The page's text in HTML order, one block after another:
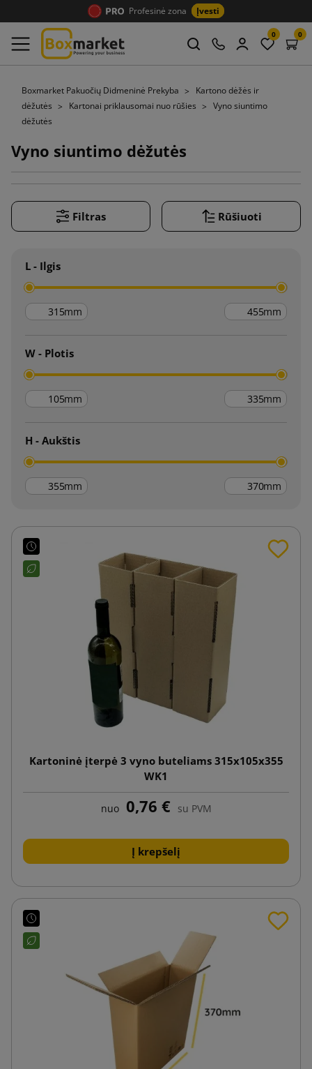
Profesinė zona Įvesti
0 0
Boxmarket Pakuočių Didmeninė Prekyba
Kartono dėžės ir
dėžutės
Kartonai priklausomai nuo rūšies
Vyno siuntimo
dėžutės
Vyno siuntimo dėžutės
Filtras Rūšiuoti
L - Ilgis
mm mm
W - Plotis
mm mm
H - Aukštis
mm mm
Kartoninė įterpė 3 vyno buteliams 315x105x355
WK1
nuo 0,76 € su PVM
Į krepšelį